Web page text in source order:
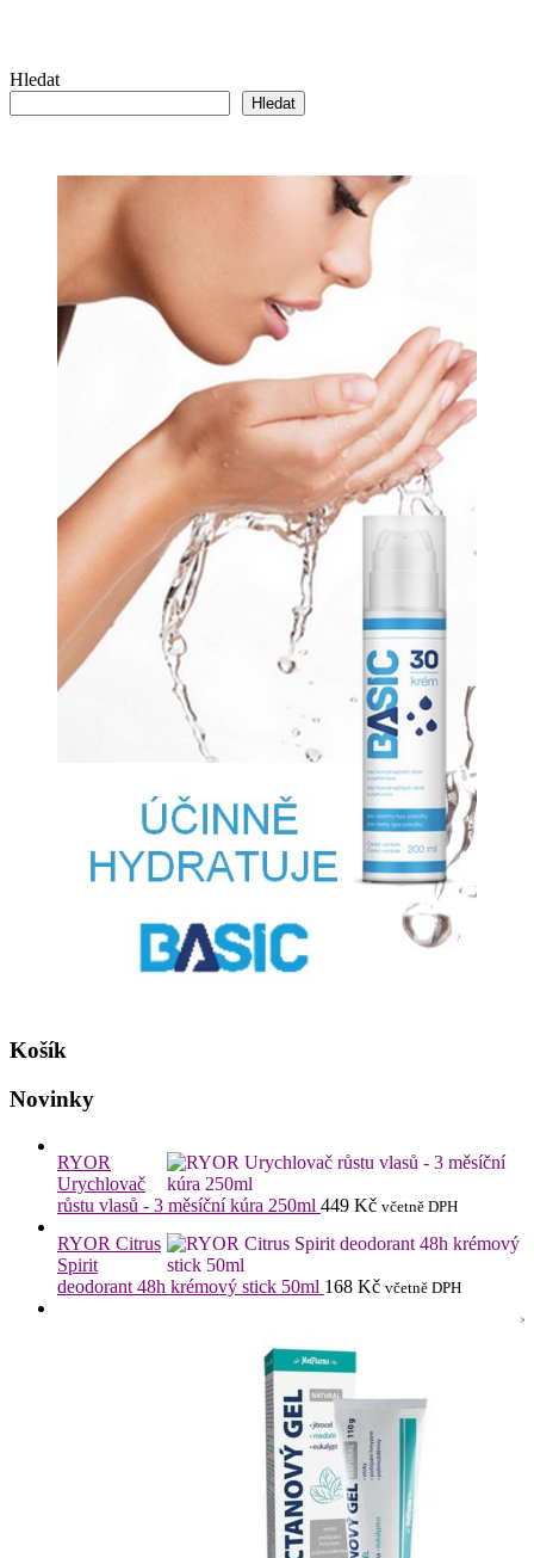
Hledat
Hledat
Košík
Novinky
RYOR
Urychlovač
růstu vlasů - 3 měsíční kúra 250ml 449 Kč včetně DPH
RYOR Citrus
Spirit
deodorant 48h krémový stick 50ml 168 Kč včetně DPH